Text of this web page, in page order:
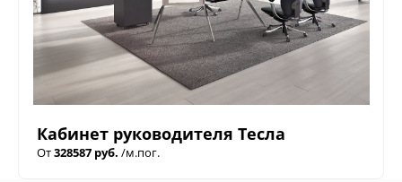
Кабинет руководителя Тесла
От328587 руб. /м.пог.